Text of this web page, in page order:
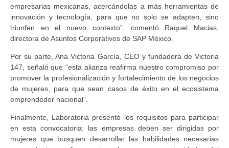
empresarias mexicanas, acercándolas a más herramientas de
innovación y tecnología, para que no solo se adapten, sino
triunfen en el nuevo contexto”, comentó Raquel Macias,
directora de Asuntos Corporativos de SAP México.
Por su parte, Ana Victoria García, CEO y fundadora de Victoria
147, señaló que “esta alianza reafirma nuestro compromiso por
promover la profesionalización y fortalecimiento de los negocios
de mujeres, para que sean casos de éxito en el ecosistema
emprendedor nacional”.
Finalmente, Laboratoria presentó los requisitos para participar
en esta convocatoria: las empresas deben ser dirigidas por
mujeres que busquen desarrollar las habilidades necesarias